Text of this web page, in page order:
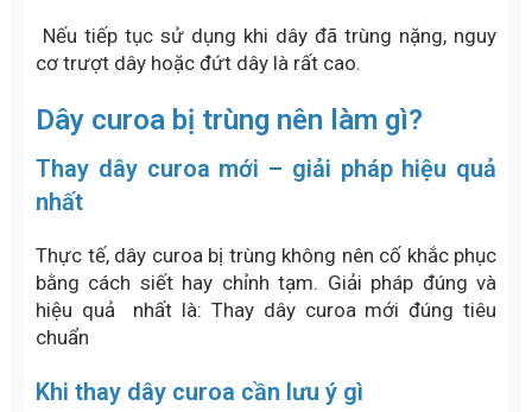
Nếu tiếp tục sử dụng khi dây đã trùng nặng, nguy
cơ trượt dây hoặc đứt dây là rất cao.
Dây curoa bị trùng nên làm gì?
Thay dây curoa mới – giải pháp hiệu quả
nhất
Thực tế, dây curoa bị trùng không nên cố khắc phục
bằng cách siết hay chỉnh tạm. Giải pháp đúng và
hiệu quả nhất là: Thay dây curoa mới đúng tiêu
chuẩn
Khi thay dây curoa cần lưu ý gì